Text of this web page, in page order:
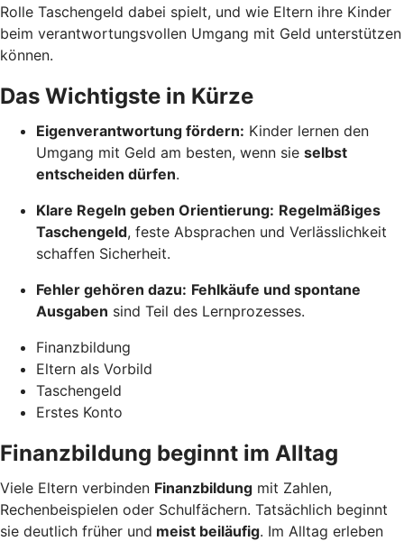
Rolle Taschengeld dabei spielt, und wie Eltern ihre Kinder
beim verantwortungsvollen Umgang mit Geld unterstützen
können.
Das Wichtigste in Kürze
Eigenverantwortung fördern: Kinder lernen den
Umgang mit Geld am besten, wenn sie selbst
entscheiden dürfen.
Klare Regeln geben Orientierung: Regelmäßiges
Taschengeld, feste Absprachen und Verlässlichkeit
schaffen Sicherheit.
Fehler gehören dazu: Fehlkäufe und spontane
Ausgaben sind Teil des Lernprozesses.
Finanzbildung
Eltern als Vorbild
Taschengeld
Erstes Konto
Finanzbildung beginnt im Alltag
Viele Eltern verbinden Finanzbildung mit Zahlen,
Rechenbeispielen oder Schulfächern. Tatsächlich beginnt
sie deutlich früher und meist beiläufig. Im Alltag erleben